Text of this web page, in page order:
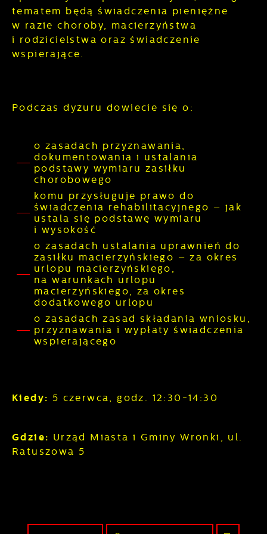
tematem będą świadczenia pieniężne
w razie choroby, macierzyństwa
i rodzicielstwa oraz świadczenie
wspierające.
Podczas dyżuru dowiecie się o:
o zasadach przyznawania,
dokumentowania i ustalania
podstawy wymiaru zasiłku
chorobowego
komu przysługuje prawo do
świadczenia rehabilitacyjnego – jak
ustala się podstawę wymiaru
i wysokość
o zasadach ustalania uprawnień do
zasiłku macierzyńskiego – za okres
urlopu macierzyńskiego,
na warunkach urlopu
macierzyńskiego, za okres
dodatkowego urlopu
o zasadach zasad składania wniosku,
przyznawania i wypłaty świadczenia
wspierającego
Kiedy: 5 czerwca, godz. 12:30-14:30
Gdzie: Urząd Miasta i Gminy Wronki, ul.
Ratuszowa 5
jaką odwiedzane są nasze serwisy www. Dane
pozwalają nam na ocenę naszych serwisów
internetowych pod względem ich popularności
wśród użytkowników. Zgromadzone
informacje są przetwarzane w formie
Reklamowe
Dzięki reklamowym plikom cookies
aktualności na stronach naszych partnerów.
podstawie analizy Twoich upodobań oraz
pojawić się na stronach podmiotów trzecich
lub firm będących naszymi partnerami oraz
innych dostawców usług. Firmy te działają w
charakterze pośredników prezentujących
nasze treści w postaci wiadomości, ofert,
komunikatów mediów społecznościowych.